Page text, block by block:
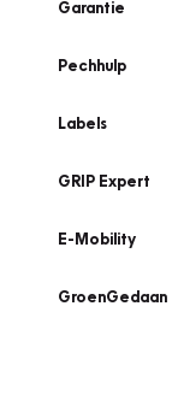
Garantie
Pechhulp
Labels
GRIP Expert
E-Mobility
GroenGedaan